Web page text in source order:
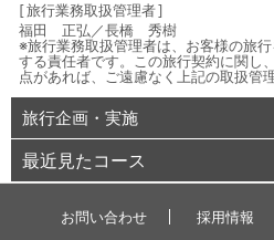
旅行業務取扱管理者
福田 正弘／長橋 秀樹
※旅行業務取扱管理者は、お客様の旅
する責任者です。この旅行契約に関し
点があれば、ご遠慮なく上記の取扱管
旅行企画・実施
最近見たコース
お問い合わせ 採用情報